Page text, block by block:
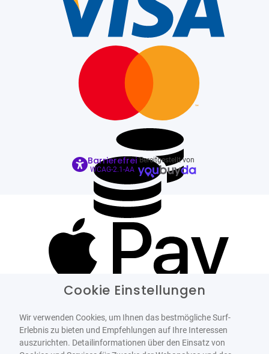
Barrierefrei
WCAG-2.1-AA
Bereitgestellt von
Cookie Einstellungen
Wir verwenden Cookies, um Ihnen das bestmögliche Surf-
Erlebnis zu bieten und Empfehlungen auf Ihre Interessen
auszurichten. Detailinformationen über den Einsatz von